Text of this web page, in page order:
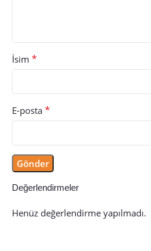
Değerlendirmeler
Henüz değerlendirme yapılmadı.
İsim *
E-posta *